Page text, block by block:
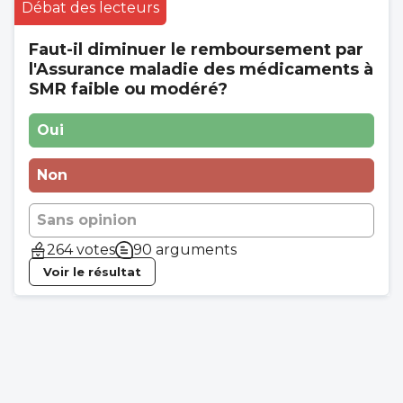
Débat des lecteurs
Faut-il diminuer le remboursement par
l'Assurance maladie des médicaments à
SMR faible ou modéré?
Oui
Non
Sans opinion
264 votes
90 arguments
Voir le résultat